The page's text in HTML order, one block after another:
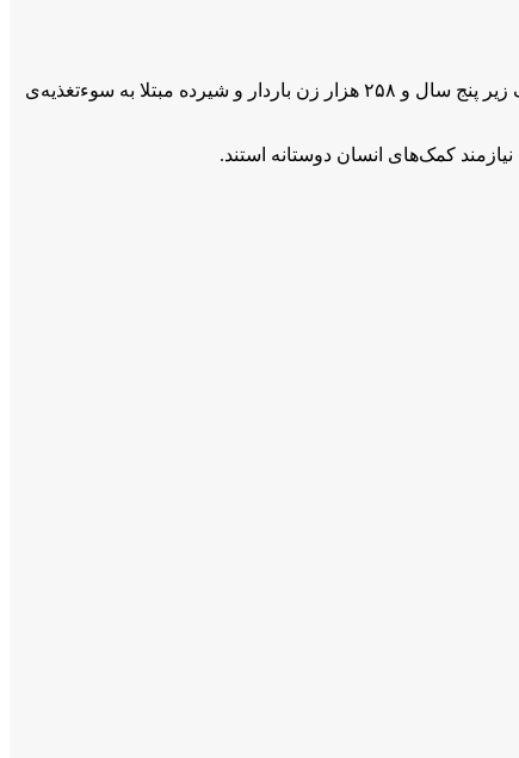
این نهاد به‌ دلیل کم‌بود بودجه قبلاً دست‌رسی ۳.۷ میلیون نفر به خدمات بهداشتی اولیه را قطع کرده است. به همین دلیل، تقریباً ۳۵۲ هزار کودک زیر پنج سال و ۲۵۸ هزار زن باردار و شیرده مبتلا به سوءتغذیه‌ی